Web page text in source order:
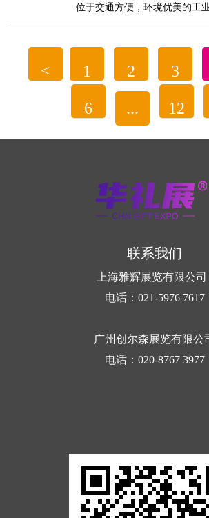
位于交通方便，环境优美的
平。本公司主要生产和开发硅
容、情趣用品等产品的专业生
市欧麦伽硅橡胶科技有限公司
质量获得业界的认可。欢迎各
导和业务洽谈。
< 1 2 3
6 ... 12
联系我们
上海雅辉展览有限公司
电话：021-5976 7617
广州创尔森展览有限公
电话：020-8767 3977